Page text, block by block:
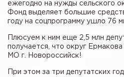
ежегодно на нужды сельского
Фонд выделяет большие
году на соцпрограмму ушло 76
Плюсуем к ним еще 2,5 млн
получается, что округ
МО г. Новороссийск!
При этом за три депутатских